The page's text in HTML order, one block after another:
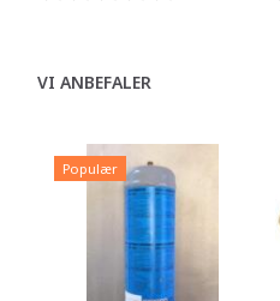
VI ANBEFALER
Populær